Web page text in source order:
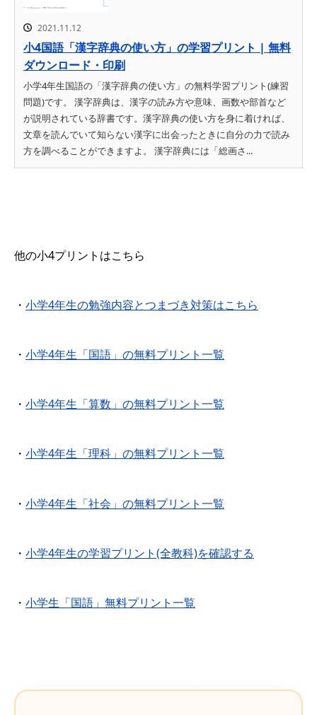
2021.11.12
小4国語「漢字辞典の使い方」の学習プリント | 無料
ダウンロード・印刷
小学4年生国語の「漢字辞典の使い方」の無料学習プリント(練習
問題)です。 漢字辞典は、漢字の読み方や意味、画数や部首など
が説明されている辞書です。漢字辞典の使い方を身に着ければ、
文章を読んでいて知らない漢字に出会ったときに自分の力で読み
方を調べることができますよ。 漢字辞典には「総画さ...
他の小4プリントはこちら
・ 小学4年生の勉強内容とつまづき対策はこちら
・ 小学4年生「国語」の無料プリント一覧
・ 小学4年生「算数」の無料プリント一覧
・ 小学4年生「理科」の無料プリント一覧
・ 小学4年生「社会」の無料プリント一覧
・ 小学4年生の学習プリント(全教科)を確認する
・ 小学生「国語」無料プリント一覧